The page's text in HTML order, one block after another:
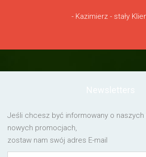
- Kazimierz - stały
Jeśli chcesz być informowany o naszych
nowych promocjach,
zostaw nam swój adres E-mail